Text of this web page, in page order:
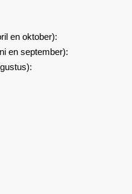
en oktober):
en september):
: